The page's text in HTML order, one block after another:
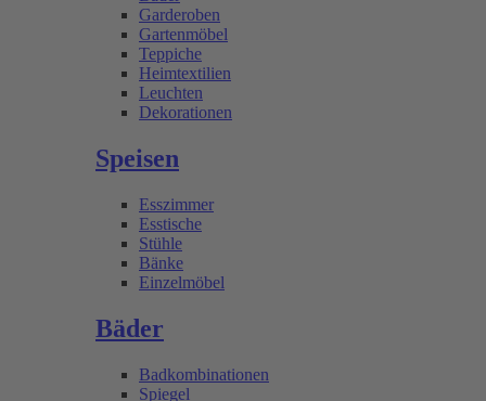
Garderoben
Gartenmöbel
Teppiche
Heimtextilien
Leuchten
Dekorationen
Speisen
Esszimmer
Esstische
Stühle
Bänke
Einzelmöbel
Bäder
Badkombinationen
Spiegel